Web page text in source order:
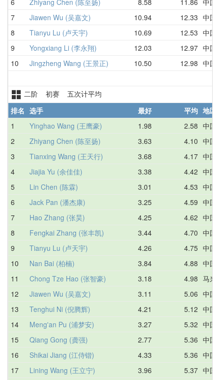
7
Jiawen Wu (吴嘉文) 10.94 12.33 中国
8
Tianyu Lu (卢天宇) 10.69 12.53 中国
9
Yongxiang Li (李永翔) 12.03 12.97 中国
10
Jingzheng Wang (王景正) 10.50 12.98 中国
二阶 初赛 五次计平均
排名 选手 最好 平均 地区
1
Yinghao Wang (王鹰豪) 1.98 2.58 中国
2
Zhiyang Chen (陈至扬) 3.63 4.10 中国
3
Tianxing Wang (王天行) 3.68 4.17 中国
4
Jiajia Yu (余佳佳) 3.38 4.42 中国
5
Lin Chen (陈霖) 3.01 4.53 中国
6
Jack Pan (潘杰康) 3.25 4.59 中国
7
Hao Zhang (张昊) 4.25 4.62 中国
8
Fengkai Zhang (张丰凯) 3.44 4.70 中国
9
Tianyu Lu (卢天宇) 4.26 4.75 中国
10
Nan Bai (柏楠) 3.84 4.88 中国
11
Chong Tze Hao (张智豪) 3.18 4.98 马来
12
Jiawen Wu (吴嘉文) 3.11 5.06 中国
13
Tenghui Ni (倪腾辉) 4.21 5.12 中国
14
Meng'an Pu (浦梦安) 3.27 5.32 中国
15
Qiang Gong (龚强) 2.77 5.36 中国
16
Shikai Jiang (江侍锴) 4.33 5.36 中国
17
Lining Wang (王立宁) 3.96 5.37 中国